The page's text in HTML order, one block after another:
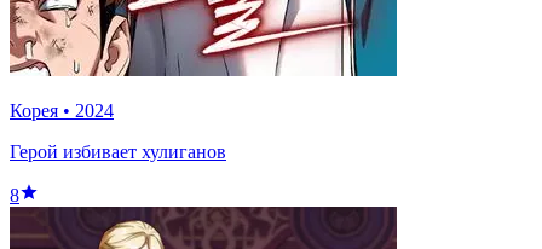
Корея • 2024
Герой избивает хулиганов
8